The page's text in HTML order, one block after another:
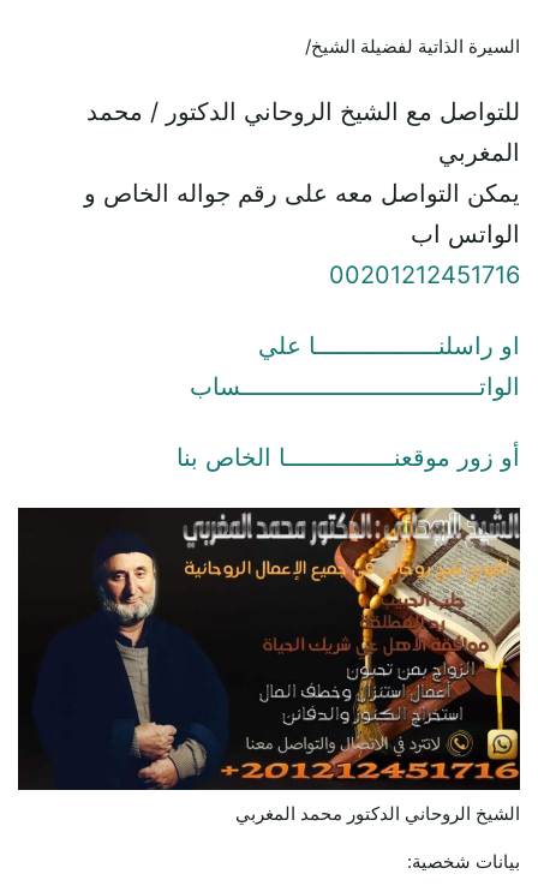
السيرة الذاتية لفضيلة الشيخ/
للتواصل مع الشيخ الروحاني الدكتور / محمد
المغربي
يمكن التواصل معه على رقم جواله الخاص و
الواتس اب
00201212451716
او راسلنـــــــــــــــــا علي
الواتـــــــــــــــــــــــــــــــــساب
أو زور موقعنـــــــــــــــا الخاص بنا
الشيخ الروحاني الدكتور محمد المغربي
بيانات شخصية: